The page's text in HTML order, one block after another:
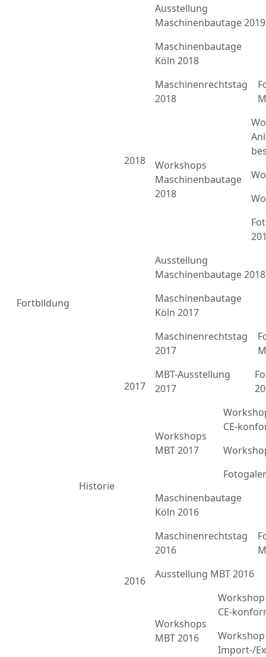
Fortbildung
Historie
Ausstellung
Maschinenbautage 2019
2018
Maschinenbautage
Köln 2018
Maschinenrechtstag
2018
Workshops
Maschinenbautage
2018
Ausstellung
Maschinenbautage 2018
2017
Maschinenbautage
Köln 2017
Maschinenrechtstag
2017
MBT-Ausstellung
2017
Workshops
MBT 2017
CE-
2016
Maschinenbautage
Köln 2016
Maschinenrechtstag
2016
Ausstellung MBT 2016
Workshops
MBT 2016
CE-
Import-/